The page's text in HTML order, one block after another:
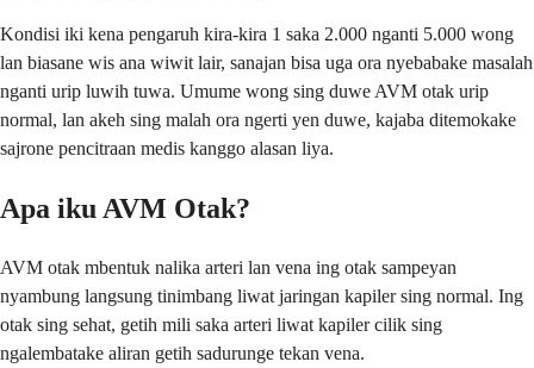
Kondisi iki kena pengaruh kira-kira 1 saka 2.000 nganti 5.000 wong
lan biasane wis ana wiwit lair, sanajan bisa uga ora nyebabake masalah
nganti urip luwih tuwa. Umume wong sing duwe AVM otak urip
normal, lan akeh sing malah ora ngerti yen duwe, kajaba ditemokake
sajrone pencitraan medis kanggo alasan liya.
Apa iku AVM Otak?
AVM otak mbentuk nalika arteri lan vena ing otak sampeyan
nyambung langsung tinimbang liwat jaringan kapiler sing normal. Ing
otak sing sehat, getih mili saka arteri liwat kapiler cilik sing
ngalembatake aliran getih sadurunge tekan vena.